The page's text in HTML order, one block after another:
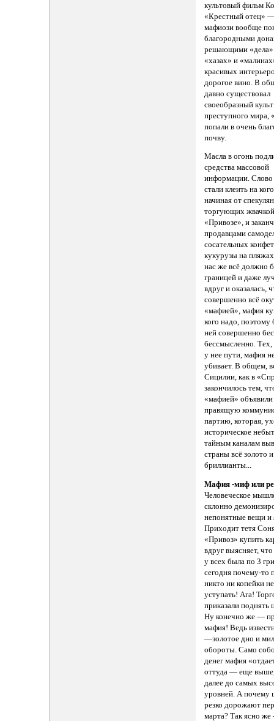
культовый фильм
«Крестный отец»
мафиози вообще
благородными
решающими «дела»
«хазах» и
красивых
дорогое вино. В
давно существовал
своеобразный культ
преступного мира,
попали в очень
почву.
Масла в огонь
средства массовой
информации.
стали клеить на
начиная от
торгующих
«Привозе», и
продавцами
сосательных
кукурузы на
нас же всё должно
границей и даже
вдруг и оказалась,
совершенно всё
«мафией», мафия
кого надо, поэтому
ней совершенно
бессмысленно. Тех,
у нее пути, мафия
убивает. В общем,
Сицилии, как в
закончилось тем,
«мафией» объявили
правящую
партию, которая,
историческое
тайным каналам
страны всё золото и
бриллианты...
Мафия -миф или
Человеческое
склонно
непонятные вещи и
Приходит тетя
«Привоз» купить
вдруг выясняет,
у всех была по 3
сегодня почему-то
никто ни копейки
уступать! Ага!
приказали поднять
Ну конечно же —
мафия! Ведь
—золотое дно и
обороты. Само
денег мафия
оттуда — еще
далее до самых
уровней. А почему
резко дорожают
марта? Так ясно